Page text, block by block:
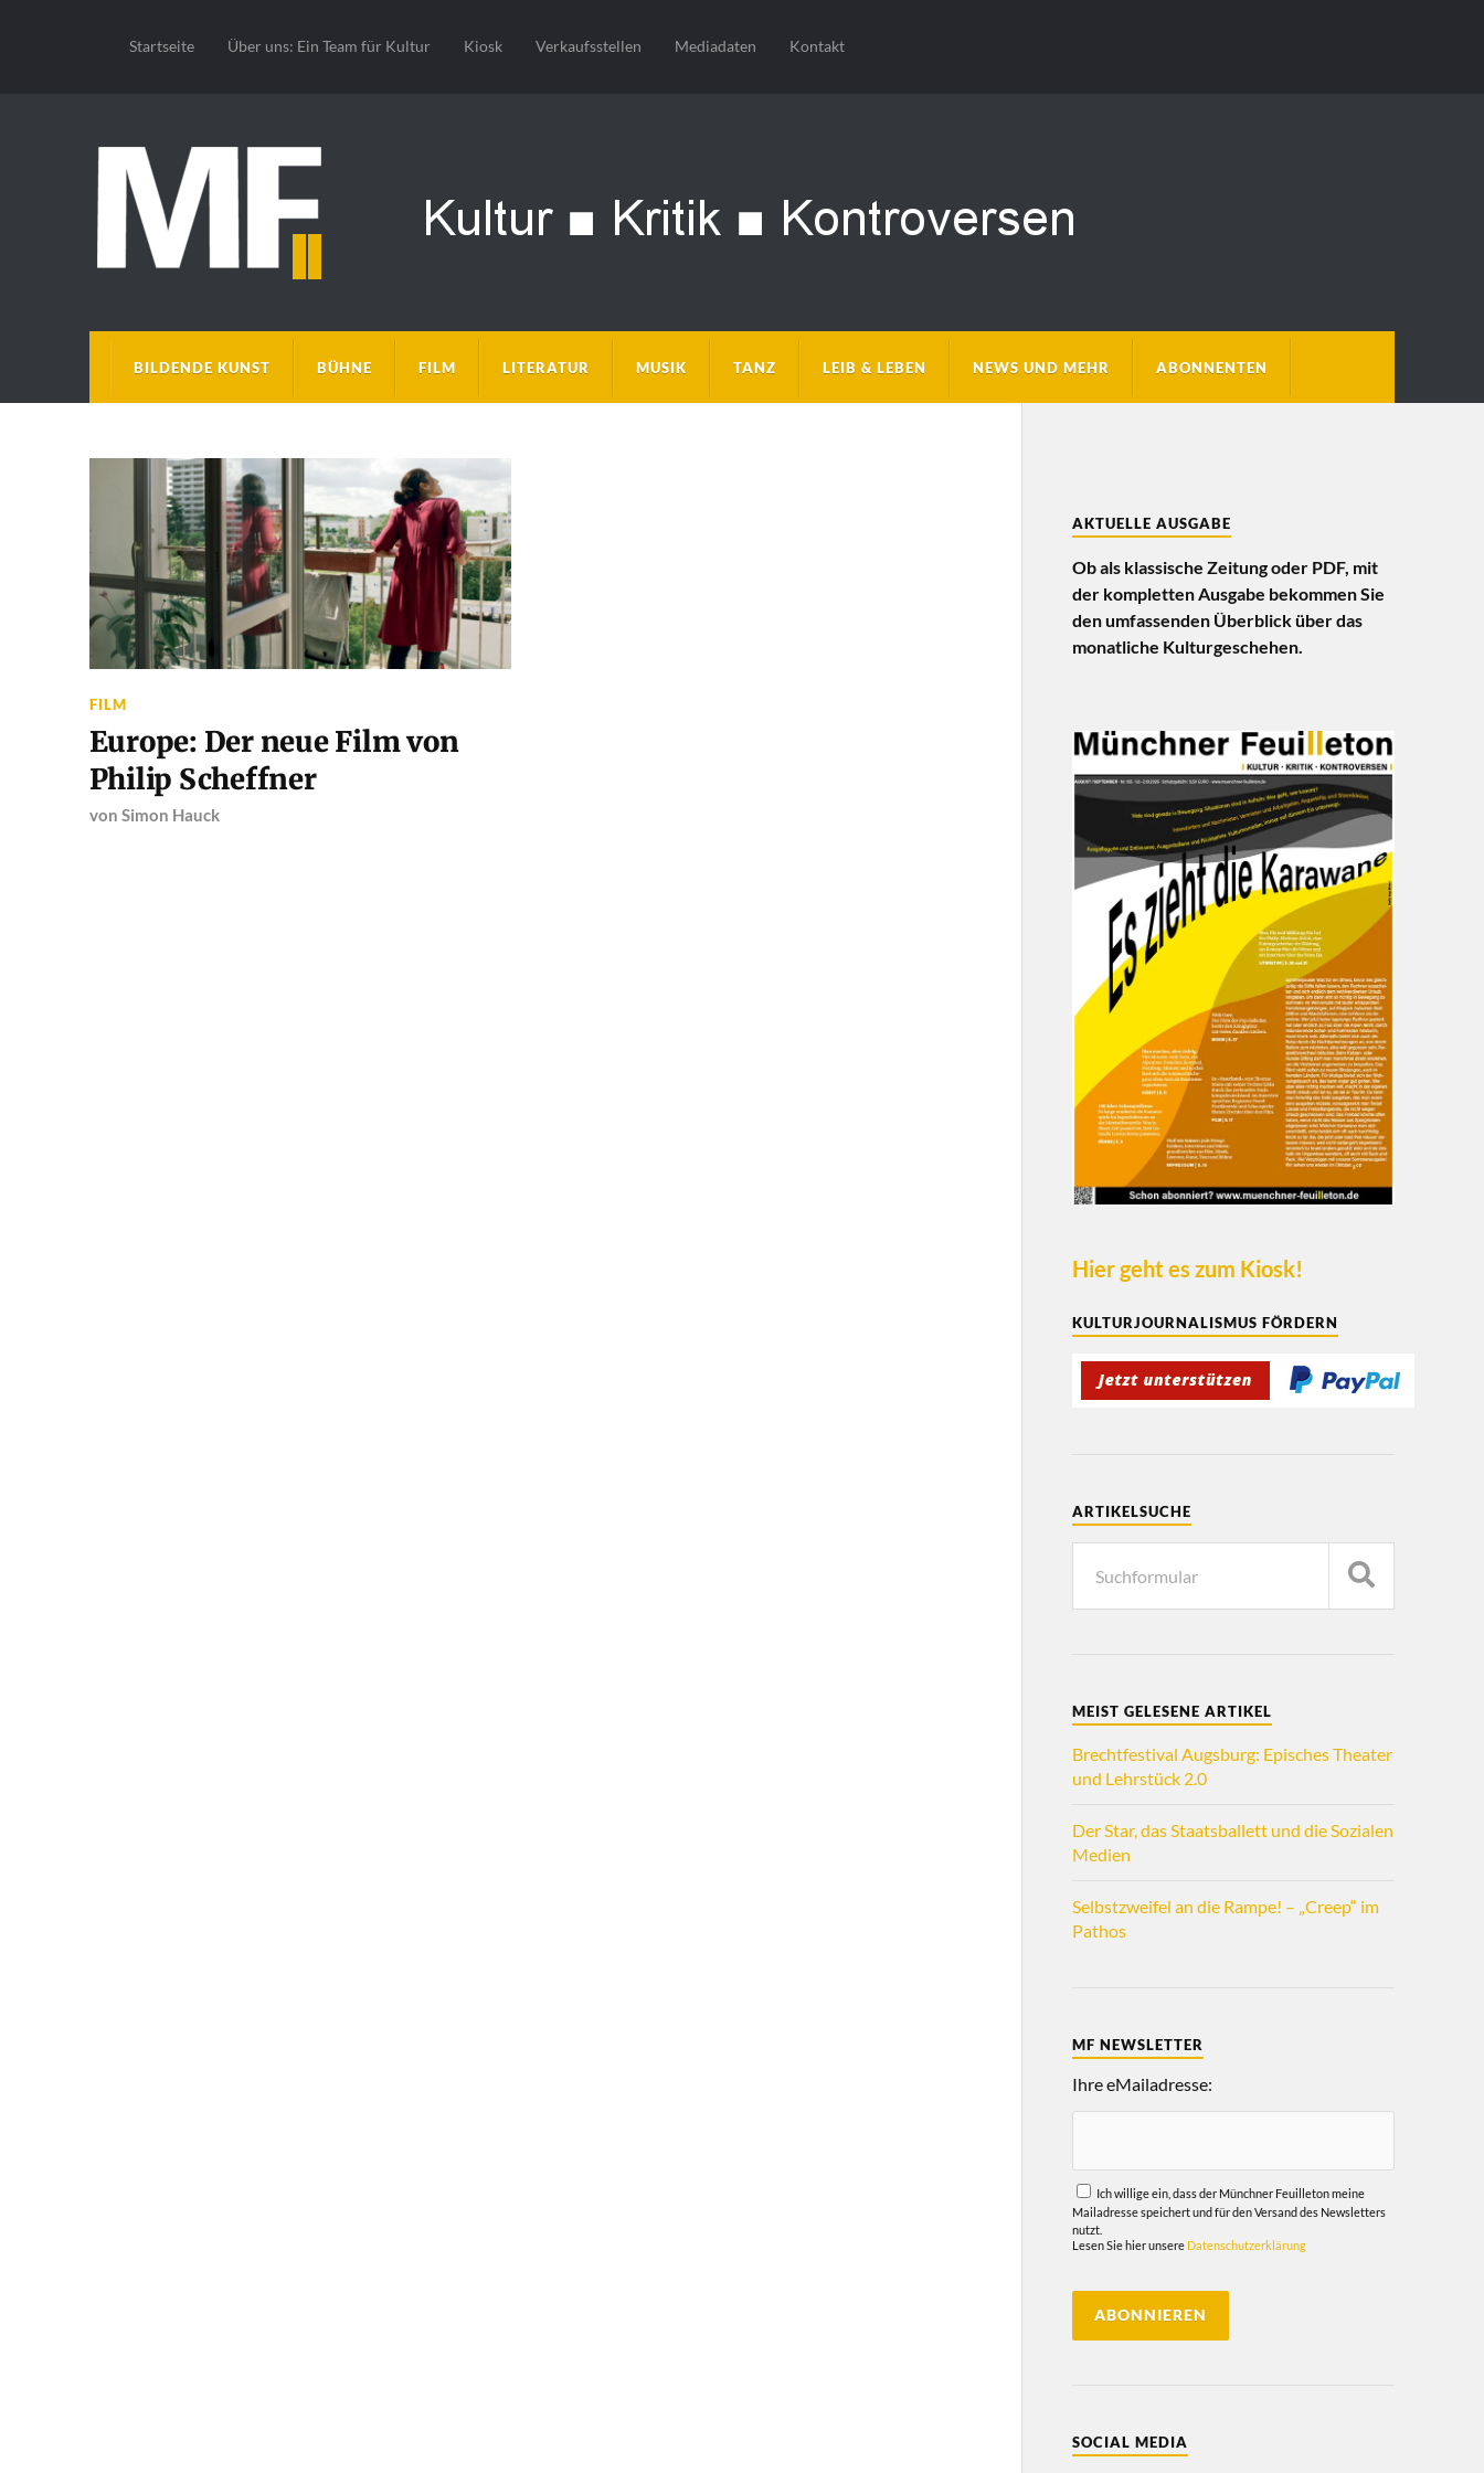
Startseite Über uns: Ein Team für Kultur Kiosk Verkaufsstellen Mediadaten Kontakt
BILDENDE KUNST BÜHNE FILM LITERATUR MUSIK TANZ LEIB & LEBEN NEWS UND MEHR ABONNENTEN
FILM
Europe: Der neue Film von
Philip Scheffner
von Simon Hauck
AKTUELLE AUSGABE
Ob als klassische Zeitung oder PDF, mit
der kompletten Ausgabe bekommen Sie
den umfassenden Überblick über das
monatliche Kulturgeschehen.
Hier geht es zum Kiosk!
KULTURJOURNALISMUS FÖRDERN
ARTIKELSUCHE
MEIST GELESENE ARTIKEL
Brechtfestival Augsburg: Episches Theater
und Lehrstück 2.0
Der Star, das Staatsballett und die Sozialen
Medien
Selbstzweifel an die Rampe! – „Creep“ im
Pathos
MF NEWSLETTER
Ihre eMailadresse:
Ich willige ein, dass der Münchner Feuilleton meine
Mailadresse speichert und für den Versand des Newsletters
nutzt.
Lesen Sie hier unsere Datenschutzerklärung
SOCIAL MEDIA